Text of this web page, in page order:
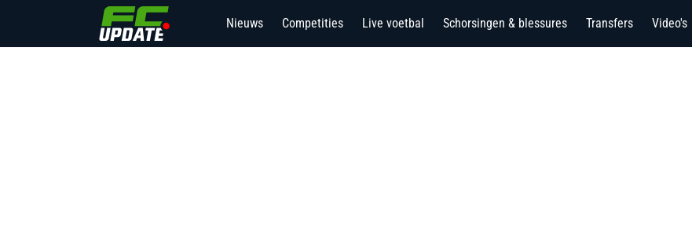
Nieuws Competities Live voetbal Schorsingen & blessures Transfers Video's